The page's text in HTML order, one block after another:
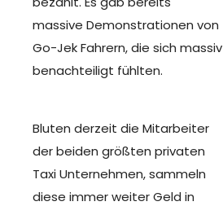
massive Demonstrationen von
Go-Jek Fahrern, die sich massiv
benachteiligt fühlten.
Bluten derzeit die Mitarbeiter
der beiden größten privaten
Taxi Unternehmen, sammeln
diese immer weiter Geld in